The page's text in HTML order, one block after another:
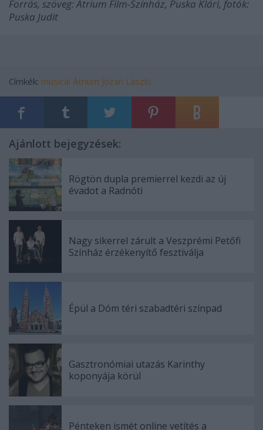
Forrás, szöveg: Átrium Film-Színház, Puska Klári, fotók:
Puska Judit
Címkék: musical Átrium Józan László
Ajánlott bejegyzések:
Rögtön dupla premierrel kezdi az új
évadot a Radnóti
Nagy sikerrel zárult a Veszprémi Petőfi
Színház érzékenyítő fesztiválja
Épül a Dóm téri szabadtéri színpad
Gasztronómiai utazás Karinthy
koponyája körül
Pénteken ismét online vetítés a